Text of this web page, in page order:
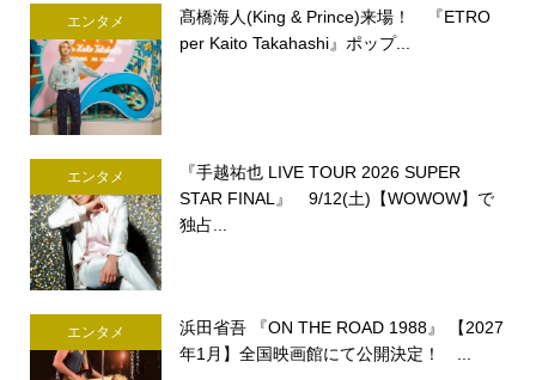
エンタメ
髙橋海人(King & Prince)来場！ 『ETRO
per Kaito Takahashi』ポップ...
エンタメ
『手越祐也 LIVE TOUR 2026 SUPER
STAR FINAL』 9/12(土)【WOWOW】で
独占...
エンタメ
浜田省吾 『ON THE ROAD 1988』 【2027
年1月】全国映画館にて公開決定！ ...